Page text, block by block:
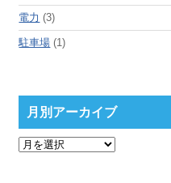
電力 (3)
駐車場 (1)
月別アーカイブ
月